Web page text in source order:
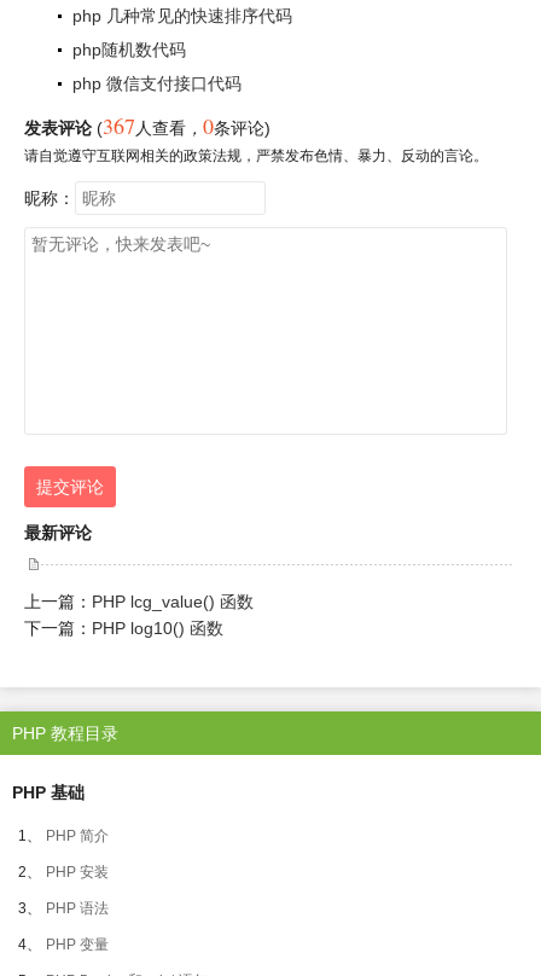
php 几种常见的快速排序代码
php随机数代码
php 微信支付接口代码
发表评论 (367 人查看 ， 0条评论)
请自觉遵守互联网相关的政策法规，严禁发布色情、暴力、反动的言论。
昵称：
提交评论
最新评论
上一篇： PHP lcg_value() 函数
下一篇： PHP log10() 函数
PHP 教程目录
PHP 基础
1、 PHP 简介
2、 PHP 安装
3、 PHP 语法
4、 PHP 变量